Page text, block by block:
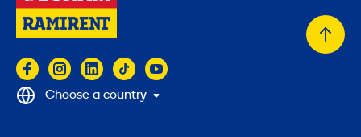
Back
Choose a country